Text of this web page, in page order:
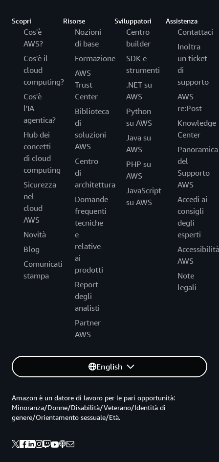
Scopri
Cos'è
AWS?
Cos'è il
cloud
computing?
Cos'è
l'IA
agentica?
Hub dei
concetti
di cloud
computing
Sicurezza
nel
cloud
AWS
Novità
Blog
Comunicati
stampa
Risorse
Nozioni
di base
Formazione
AWS
Trust
Center
Biblioteca
di
soluzioni
AWS
Centro
di
architettura
Domande
frequenti
tecniche
e
relative
ai
prodotti
Report
degli
analisti
Partner
AWS
Sviluppatori
Centro
builder
SDK e
strumenti
.NET su
AWS
Python
su AWS
Java su
AWS
PHP su
AWS
JavaScript
su AWS
Assistenza
Contattaci
Inoltra
un ticket
di
supporto
AWS
re:Post
Knowledge
Center
Panoramica
del
Supporto
AWS
Accedi ai
consigli
degli
esperti
Accessibilità
AWS
Note
legali
English
Amazon è un datore di lavoro per le pari opportunità:
Minoranza/Donne/Disabilità/Veterano/Identità di
genere/Orientamento sessuale/Età.